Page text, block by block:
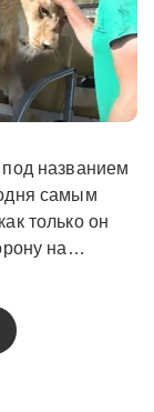
самым
только он
на…